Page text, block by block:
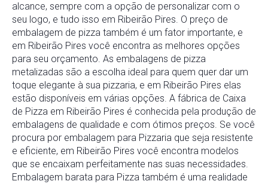
alcance, sempre com a opção de personalizar com o
seu logo, e tudo isso em Ribeirão Pires. O preço de
embalagem de pizza também é um fator importante, e
em Ribeirão Pires você encontra as melhores opções
para seu orçamento. As embalagens de pizza
metalizadas são a escolha ideal para quem quer dar um
toque elegante à sua pizzaria, e em Ribeirão Pires elas
estão disponíveis em várias opções. A fábrica de Caixa
de Pizza em Ribeirão Pires é conhecida pela produção de
embalagens de qualidade e com ótimos preços. Se você
procura por embalagem para Pizzaria que seja resistente
e eficiente, em Ribeirão Pires você encontra modelos
que se encaixam perfeitamente nas suas necessidades.
Embalagem barata para Pizza também é uma realidade